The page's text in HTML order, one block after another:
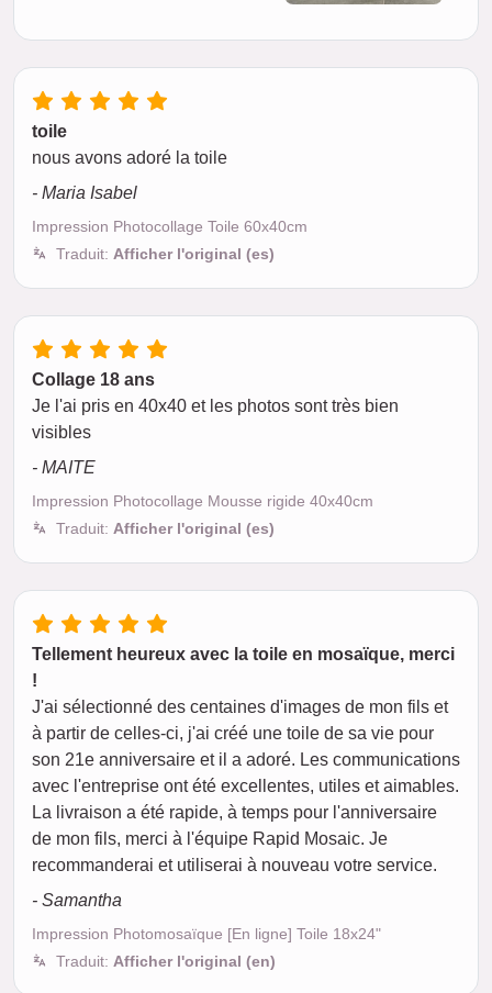
toile
nous avons adoré la toile
- Maria Isabel
Impression Photocollage Toile 60x40cm
Traduit: Afficher l'original (es)
Collage 18 ans
Je l'ai pris en 40x40 et les photos sont très bien
visibles
- MAITE
Impression Photocollage Mousse rigide 40x40cm
Traduit: Afficher l'original (es)
Tellement heureux avec la toile en mosaïque, merci
!
J'ai sélectionné des centaines d'images de mon fils et
à partir de celles-ci, j'ai créé une toile de sa vie pour
son 21e anniversaire et il a adoré. Les communications
avec l'entreprise ont été excellentes, utiles et aimables.
La livraison a été rapide, à temps pour l'anniversaire
de mon fils, merci à l'équipe Rapid Mosaic. Je
recommanderai et utiliserai à nouveau votre service.
- Samantha
Impression Photomosaïque [En ligne] Toile 18x24"
Traduit: Afficher l'original (en)